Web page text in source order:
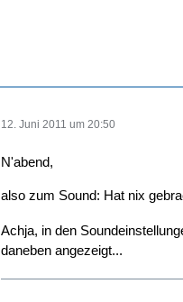
12. Juni 2011 um 20:50
N'abend,
also zum Sound: Hat nix
Achja, in den
daneben angezeigt...